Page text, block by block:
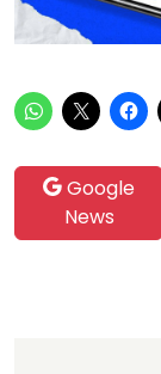
Google
News